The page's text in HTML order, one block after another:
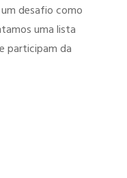
desafio como
uma lista
participam da